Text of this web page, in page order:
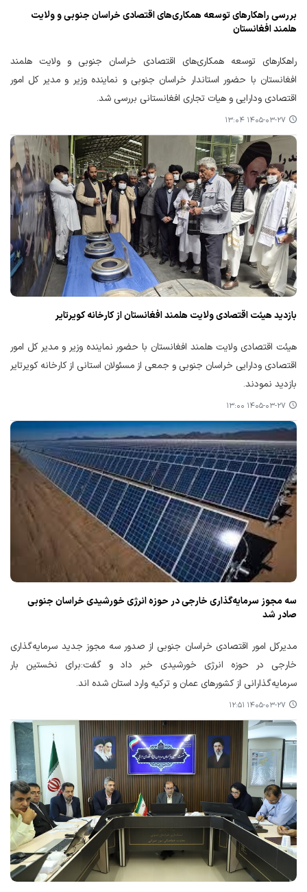
بررسی راهکارهای توسعه همکاری‌های اقتصادی خراسان جنوبی و ولایت
هلمند افغانستان
راهکارهای توسعه همکاری‌های اقتصادی خراسان جنوبی و ولایت هلمند
افغانستان با حضور استاندار خراسان جنوبی و نماینده وزیر و مدیر کل امور
اقتصادی ودارایی و هیات تجاری افغانستانی بررسی شد.
۱۴۰۵-۰۳-۲۷ ۱۳:۰۴
بازدید هیئت اقتصادی ولایت هلمند افغانستان از کارخانه کویرتایر
هیئت اقتصادی ولایت هلمند افغانستان با حضور نماینده وزیر و مدیر کل امور
اقتصادی ودارایی خراسان جنوبی و جمعی از مسئولان استانی از کارخانه کویرتایر
بازدید نمودند.
۱۴۰۵-۰۳-۲۷ ۱۳:۰۰
سه مجوز سرمایه‌گذاری خارجی در حوزه انرژی خورشیدی خراسان جنوبی
صادر شد
مدیرکل امور اقتصادی خراسان جنوبی از صدور سه مجوز جدید سرمایه‌گذاری
خارجی در حوزه انرژی خورشیدی خبر داد و گفت:برای نخستین بار
سرمایه‌گذارانی از کشورهای عمان و ترکیه وارد استان شده اند.
۱۴۰۵-۰۳-۲۷ ۱۲:۵۱